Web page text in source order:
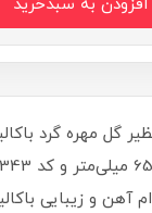
گل مهره گرد
آهن و زیبایی